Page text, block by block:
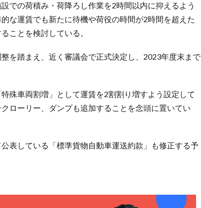
での荷積み・荷降ろし作業を2時間以内に抑えるよう
な運賃でも新たに待機や荷役の時間が2時間を超えた
ことを検討している。
を踏まえ、近く審議会で正式決定し、2023年度末まで
殊車両割増」として運賃を2割割り増すよう設定して
ローリー、ダンプも追加することを念頭に置いてい
表している「標準貨物自動車運送約款」も修正する予